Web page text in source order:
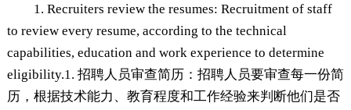
1. Recruiters review the resumes: Recruitment of staff
to review every resume, according to the technical
capabilities, education and work experience to determine
eligibility.1. 招聘人员审查简历：招聘人员要审查每一份简
历，根据技术能力、教育程度和工作经验来判断他们是否